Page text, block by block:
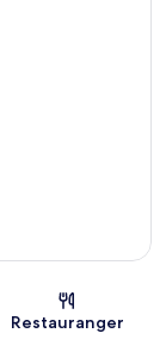
Restauranger